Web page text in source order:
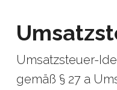
Umsatzsteuer-
gemäß § 27 a